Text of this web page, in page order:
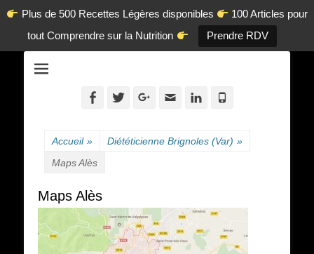
Plus de 500 Recettes Légères disponibles
100 Articles pour
tout Comprendre sur la Nutrition
Prendre RDV
en-ligne.com
Facebook
TwitterGoogleplus
AdresseLinkedin
Accueil » Diététicienne Brignoles (Var) »
Maps Alès
Maps Alès